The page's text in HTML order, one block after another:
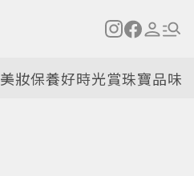
美妝保養好時光賞珠寶品味